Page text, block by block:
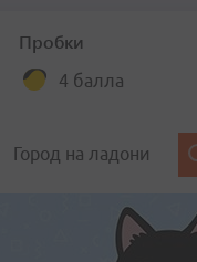
Пробки
4 балла
Город на ладони